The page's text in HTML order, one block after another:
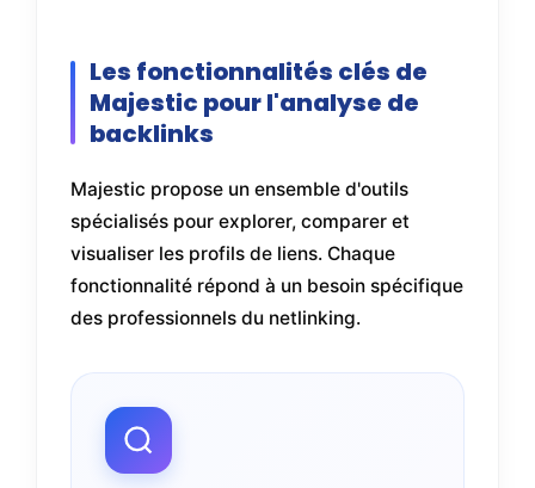
Les fonctionnalités clés de
Majestic pour l'analyse de
backlinks
Majestic propose un ensemble d'outils
spécialisés pour explorer, comparer et
visualiser les profils de liens. Chaque
fonctionnalité répond à un besoin spécifique
des professionnels du netlinking.